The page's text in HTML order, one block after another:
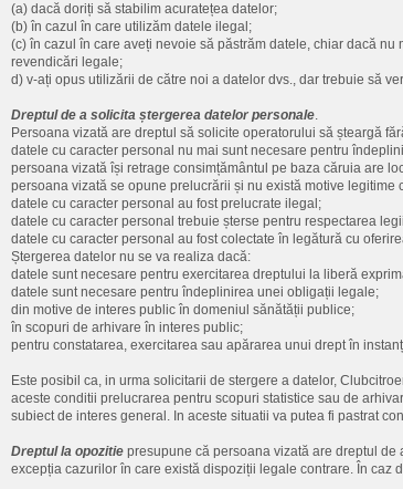
(a) dacă doriți să stabilim acuratețea datelor;
(b) în cazul în care utilizăm datele ilegal;
(c) în cazul în care aveți nevoie să păstrăm datele, chiar dacă
revendicări legale;
d) v-ați opus utilizării de către noi a datelor dvs., dar trebuie să
Dreptul de a solicita ștergerea datelor personale.
Persoana vizată are dreptul să solicite operatorului să șteargă
datele cu caracter personal nu mai sunt necesare pentru
persoana vizată își retrage consimțământul pe baza căruia are
persoana vizată se opune prelucrării și nu există motive
datele cu caracter personal au fost prelucrate ilegal;
datele cu caracter personal trebuie șterse pentru respectarea
datele cu caracter personal au fost colectate în legătură cu
Ștergerea datelor nu se va realiza dacă:
datele sunt necesare pentru exercitarea dreptului la liberă
datele sunt necesare pentru îndeplinirea unei obligații legale;
din motive de interes public în domeniul sănătății publice;
în scopuri de arhivare în interes public;
pentru constatarea, exercitarea sau apărarea unui drept în
Este posibil ca, in urma solicitarii de stergere a datelor,
aceste conditii prelucrarea pentru scopuri statistice sau de
subiect de interes general. In aceste situatii va putea fi pastrat
Dreptul la opozitie presupune că persoana vizată are dreptul
excepția cazurilor în care există dispoziții legale contrare. În